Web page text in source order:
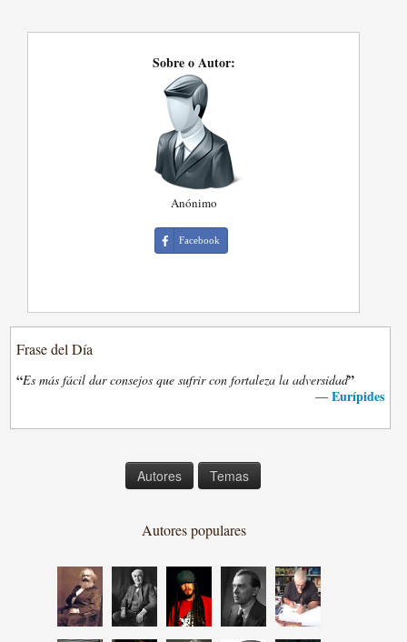
Sobre o Autor:
Anónimo
Facebook
Frase del Día
“Es más fácil dar consejos que sufrir con fortaleza la adversidad”
— Eurípides
Autores Temas
Autores populares